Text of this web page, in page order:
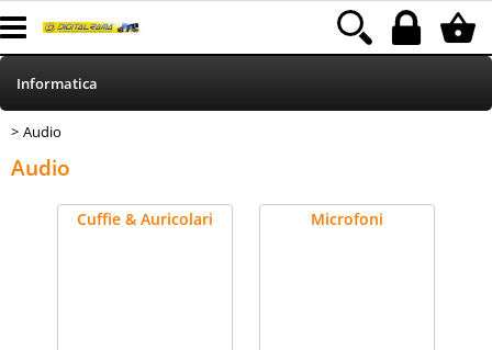
Categoría:
HOME
Informatica
Audio
Audio
Cuffie & Auricolari Microfoni